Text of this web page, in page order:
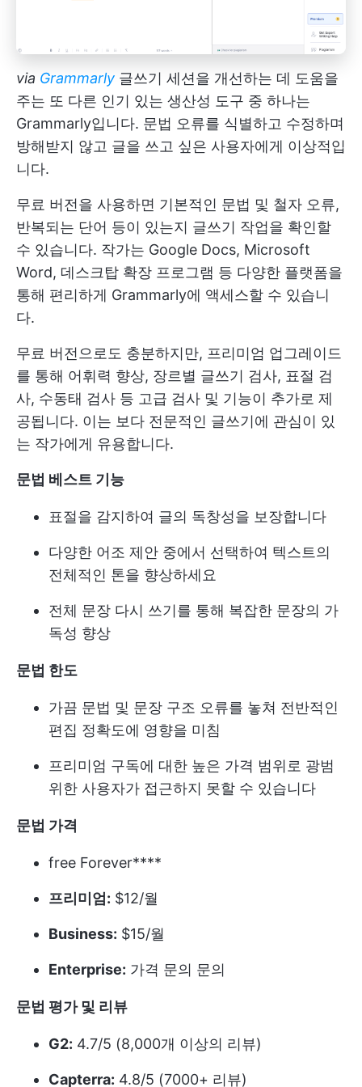
via Grammarly 글쓰기 세션을 개선하는 데 도움을
주는 또 다른 인기 있는 생산성 도구 중 하나는
Grammarly입니다. 문법 오류를 식별하고 수정하며
방해받지 않고 글을 쓰고 싶은 사용자에게 이상적입
니다.
무료 버전을 사용하면 기본적인 문법 및 철자 오류,
반복되는 단어 등이 있는지 글쓰기 작업을 확인할
수 있습니다. 작가는 Google Docs, Microsoft
Word, 데스크탑 확장 프로그램 등 다양한 플랫폼을
통해 편리하게 Grammarly에 액세스할 수 있습니
다.
무료 버전으로도 충분하지만, 프리미엄 업그레이드
를 통해 어휘력 향상, 장르별 글쓰기 검사, 표절 검
사, 수동태 검사 등 고급 검사 및 기능이 추가로 제
공됩니다. 이는 보다 전문적인 글쓰기에 관심이 있
는 작가에게 유용합니다.
문법 베스트 기능
표절을 감지하여 글의 독창성을 보장합니다
다양한 어조 제안 중에서 선택하여 텍스트의
전체적인 톤을 향상하세요
전체 문장 다시 쓰기를 통해 복잡한 문장의 가
독성 향상
문법 한도
가끔 문법 및 문장 구조 오류를 놓쳐 전반적인
편집 정확도에 영향을 미침
프리미엄 구독에 대한 높은 가격 범위로 광범
위한 사용자가 접근하지 못할 수 있습니다
문법 가격
free Forever****
프리미엄: $12/월
Business: $15/월
Enterprise: 가격 문의 문의
문법 평가 및 리뷰
G2: 4.7/5 (8,000개 이상의 리뷰)
Capterra: 4.8/5 (7000+ 리뷰)